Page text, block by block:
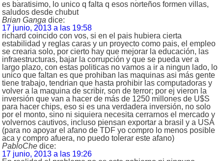
es baratisimo, lo unico q falta q esos norteños formen villas,
saludos desde chubut
Brian Ganga dice:
17 junio, 2013 a las 19:58
richard coincido con vos, si en el pais hubiera cierta
estabilidad y reglas caras y un proyecto como pais, el empleo
se crearia solo, por cierto hay que mejorar la educación, las
infraestructuras, bajar la corrupción y que se pueda ver a
largo plazo, con estas politicas no vamos a ir a ningun lado, lo
unico que faltan es que prohiban las maquinas asi más gente
tiene trabajo, tendrian que hasta prohibir las computadoras y
volver a la maquina de scribir, son de terror; por ej vieron la
inversión que van a hacer de más de 1250 millones de U$S
para hacer chips, eso si es una verdadera inversión, no solo
por el monto, sino ni siquiera necesita cerrarnos el mercado y
volvernos cautivos, incluso piensan exportar a brasil y a USA
(para no apoyar el afano de TDF yo compro lo menos posible
aca y compro afuera, no puedo tolerar este afano)
PabloChe dice:
17 junio, 2013 a las 19:26